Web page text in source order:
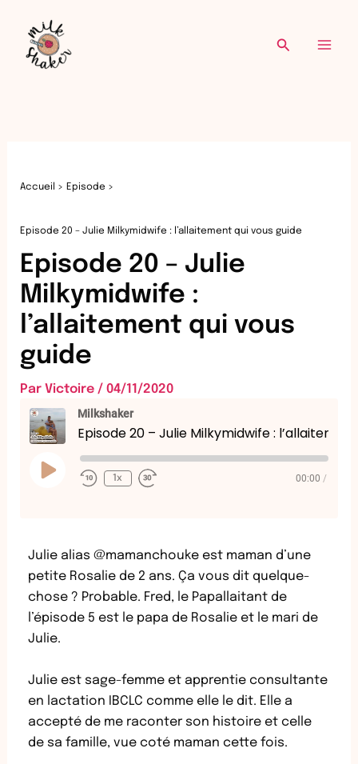
contenu
Accueil Episode
Episode 20 – Julie Milkymidwife : l’allaitement qui vous guide
Episode 20 – Julie
Milkymidwife :
l’allaitement qui vous
guide
Par Victoire / 04/11/2020
Milkshaker
Episode
1x 00:00 /
Julie alias @mamanchouke est maman d’une
petite Rosalie de 2 ans. Ça vous dit quelque-
chose ? Probable. Fred, le Papallaitant de
l’épisode 5 est le papa de Rosalie et le mari de
Julie.
Julie est sage-femme et apprentie consultante
en lactation IBCLC comme elle le dit. Elle a
accepté de me raconter son histoire et celle
de sa famille, vue coté maman cette fois.